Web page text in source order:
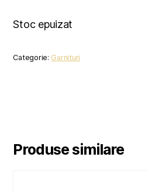
Stoc epuizat
Categorie: Garnituri
Produse similare